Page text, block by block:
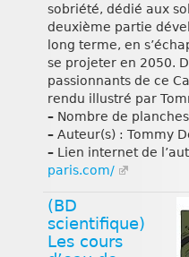
sobriété, dédié aux
deuxième partie
long terme, en
se projeter en 2050.
passionnants de ce
rendu illustré par
– Nombre de
– Auteur(s) : Tommy
– Lien internet de
paris.com/
(BD
scientifique)
Les cours